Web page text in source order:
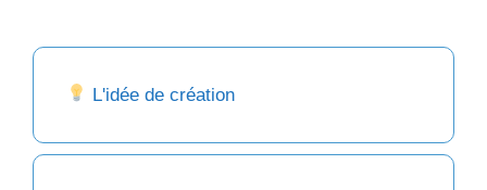
L'idée de création